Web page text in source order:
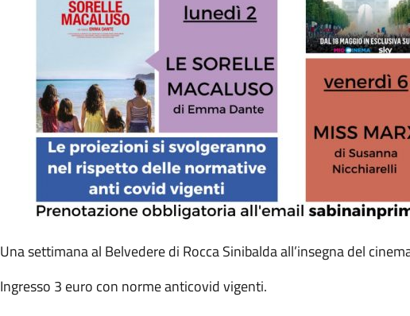
Una settimana al Belvedere di Rocca Sinibalda all’insegna del
Ingresso 3 euro con norme anticovid vigenti.